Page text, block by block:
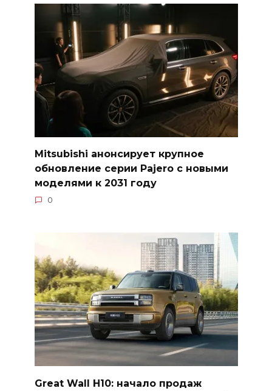
Mitsubishi анонсирует крупное
обновление серии Pajero с новыми
моделями к 2031 году
0
Great Wall H10: начало продаж